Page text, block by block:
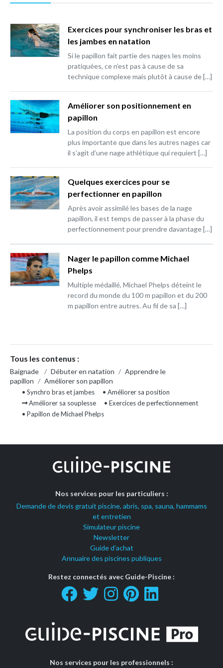
Exercices pour synchroniser les bras et
les jambes en natation
Si le papillon fait partie des nages les moins
pratiquées, ce n’est pas à cause de sa
technique complexe mais plutôt à cause de […]
Améliorer son positionnement en
papillon
La position du corps en papillon est encore
plus importante que dans les autres nages car
il s’agit d’une nage athlétique qui requiert […]
Quelques exercices pour se
perfectionner en papillon
Après avoir assimilé les bases de la nage
papillon, il est temps de passer à la phase du
perfectionnement pour prendre davantage […]
Nager le papillon comme Michael
Phelps
Multiple médaillé, Michael Phelps déteint le
record du monde du 100 m papillon et du 200
m papillon entre autres. Au fil de sa […]
Tous les contenus :
Baignade / Débuter en natation / Apprendre le
papillon / Améliorer son papillon
• Synchro bras et jambes
• Améliorer sa position
Améliorer sa souplesse
• Exercices de perfectionnement
• Papillon de Michael Phelps
Nos services pour les particuliers :
Demande de devis gratuit piscine, abris, spa, sauna, hammams
et entretien
Simulateur piscine
Newsletter
Guide d'achat
Annuaire des piscines publiques
Restez connectés avec Guide-Piscine :
Nos services pour les professionnels :